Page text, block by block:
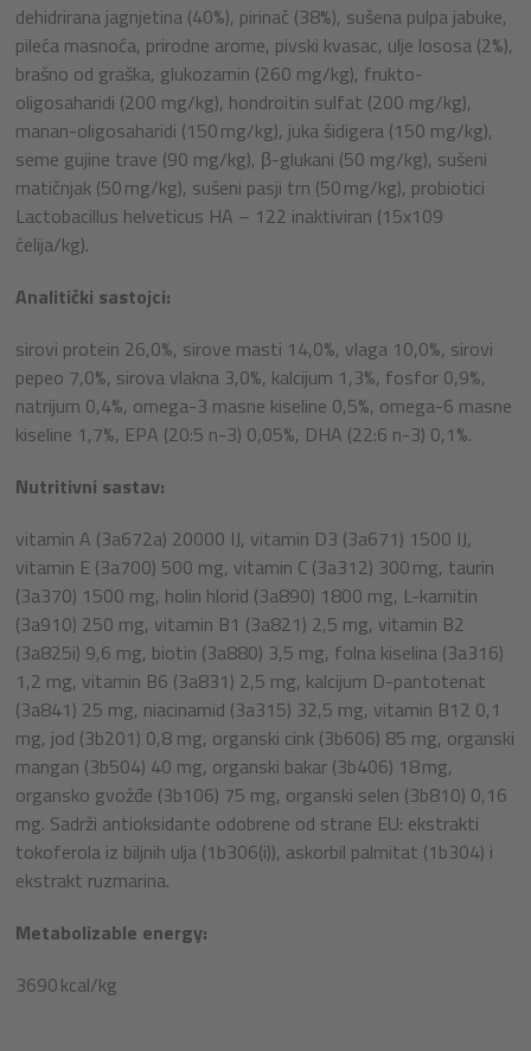
dehidrirana jagnjetina (40%), pirinač (38%), sušena pulpa jabuke,
pileća masnoća, prirodne arome, pivski kvasac, ulje lososa (2%),
brašno od graška, glukozamin (260 mg/kg), frukto-
oligosaharidi (200 mg/kg), hondroitin sulfat (200 mg/kg),
manan-oligosaharidi (150 mg/kg), juka šidigera (150 mg/kg),
seme gujine trave (90 mg/kg), β-glukani (50 mg/kg), sušeni
matičnjak (50 mg/kg), sušeni pasji trn (50 mg/kg), probiotici
Lactobacillus helveticus HA – 122 inaktiviran (15x109
ćelija/kg).
Analitički sastojci:
sirovi protein 26,0%, sirove masti 14,0%, vlaga 10,0%, sirovi
pepeo 7,0%, sirova vlakna 3,0%, kalcijum 1,3%, fosfor 0,9%,
natrijum 0,4%, omega-3 masne kiseline 0,5%, omega-6 masne
kiseline 1,7%, EPA (20:5 n-3) 0,05%, DHA (22:6 n-3) 0,1%.
Nutritivni sastav:
vitamin A (3a672a) 20000 IJ, vitamin D3 (3a671) 1500 IJ,
vitamin E (3a700) 500 mg, vitamin C (3a312) 300 mg, taurin
(3a370) 1500 mg, holin hlorid (3a890) 1800 mg, L-karnitin
(3a910) 250 mg, vitamin B1 (3a821) 2,5 mg, vitamin B2
(3a825i) 9,6 mg, biotin (3a880) 3,5 mg, folna kiselina (3a316)
1,2 mg, vitamin B6 (3a831) 2,5 mg, kalcijum D-pantotenat
(3a841) 25 mg, niacinamid (3a315) 32,5 mg, vitamin B12 0,1
mg, jod (3b201) 0,8 mg, organski cink (3b606) 85 mg, organski
mangan (3b504) 40 mg, organski bakar (3b406) 18 mg,
organsko gvožđe (3b106) 75 mg, organski selen (3b810) 0,16
mg. Sadrži antioksidante odobrene od strane EU: ekstrakti
tokoferola iz biljnih ulja (1b306(i)), askorbil palmitat (1b304) i
ekstrakt ruzmarina.
Metabolizable energy:
3690 kcal/kg